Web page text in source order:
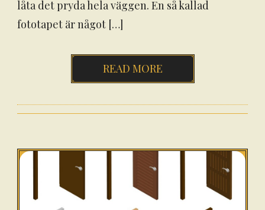
låta det pryda hela väggen. En så kallad
fototapet är något […]
READ MORE